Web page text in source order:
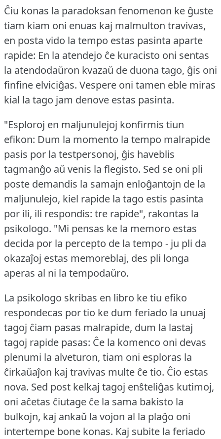
Ĉiu konas la paradoksan fenomenon ke ĝuste
tiam kiam oni enuas kaj malmulton travivas,
en posta vido la tempo estas pasinta aparte
rapide: En la atendejo ĉe kuracisto oni sentas
la atendodaŭron kvazaŭ de duona tago, ĝis oni
finfine elviciĝas. Vespere oni tamen eble miras
kial la tago jam denove estas pasinta.
"Esploroj en maljunulejoj konfirmis tiun
efikon: Dum la momento la tempo malrapide
pasis por la testpersonoj, ĝis haveblis
tagmanĝo aŭ venis la flegisto. Sed se oni pli
poste demandis la samajn enloĝantojn de la
maljunulejo, kiel rapide la tago estis pasinta
por ili, ili respondis: tre rapide", rakontas la
psikologo. "Mi pensas ke la memoro estas
decida por la percepto de la tempo - ju pli da
okazaĵoj estas memoreblaj, des pli longa
aperas al ni la tempodaŭro.
La psikologo skribas en libro ke tiu efiko
respondecas por tio ke dum feriado la unuaj
tagoj ĉiam pasas malrapide, dum la lastaj
tagoj rapide pasas: Ĉe la komenco oni devas
plenumi la alveturon, tiam oni esploras la
ĉirkaŭaĵon kaj travivas multe ĉe tio. Ĉio estas
nova. Sed post kelkaj tagoj enŝteliĝas kutimoj,
oni aĉetas ĉiutage ĉe la sama bakisto la
bulkojn, kaj ankaŭ la vojon al la plaĝo oni
intertempe bone konas. Kaj subite la feriado